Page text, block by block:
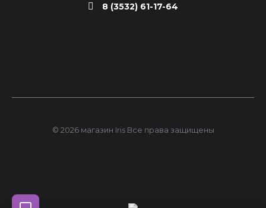
8 (3532) 61-17-64
© 2026 магазин Iris Все права защищены